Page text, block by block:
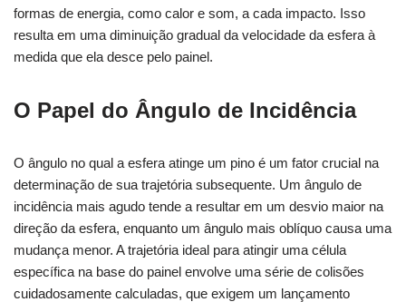
formas de energia, como calor e som, a cada impacto. Isso
resulta em uma diminuição gradual da velocidade da esfera à
medida que ela desce pelo painel.
O Papel do Ângulo de Incidência
O ângulo no qual a esfera atinge um pino é um fator crucial na
determinação de sua trajetória subsequente. Um ângulo de
incidência mais agudo tende a resultar em um desvio maior na
direção da esfera, enquanto um ângulo mais oblíquo causa uma
mudança menor. A trajetória ideal para atingir uma célula
específica na base do painel envolve uma série de colisões
cuidadosamente calculadas, que exigem um lançamento